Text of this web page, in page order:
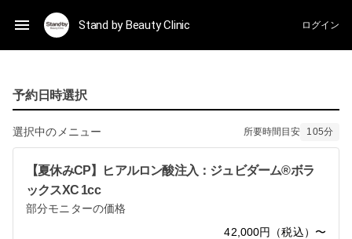
Stand by Beauty Clinic ログイン
予約日時選択
選択中のメニュー 所要時間目安 105分
【夏休みCP】ヒアルロン酸注入：ジュビダーム®ボラ
ックスXC 1cc
部分モニターの価格
42,000円（税込）〜